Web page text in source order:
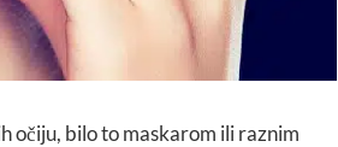
očiju, bilo to maskarom ili raznim